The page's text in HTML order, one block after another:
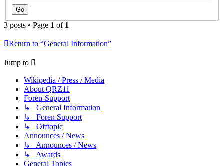
3 posts • Page 1 of 1
Return to “General Information”
Jump to
Wikipedia / Press / Media
About QRZ11
Foren-Support
↳ General Information
↳ Foren Support
↳ Offtopic
Announces / News
↳ Announces / News
↳ Awards
General Topics